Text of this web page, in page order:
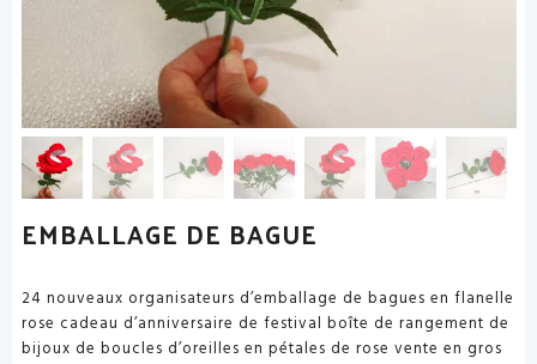
EMBALLAGE DE BAGUE
24 nouveaux organisateurs d’emballage de bagues en flanelle
rose cadeau d’anniversaire de festival boîte de rangement de
bijoux de boucles d’oreilles en pétales de rose vente en gros